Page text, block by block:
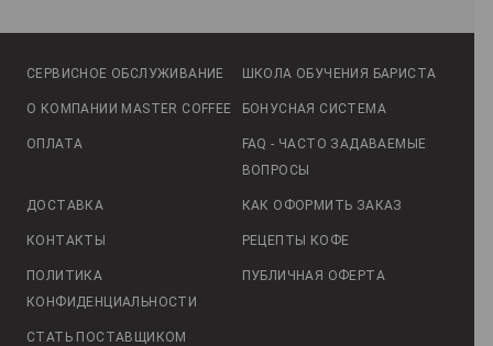
СЕРВИСНОЕ ОБСЛУЖИВАНИЕ ШКОЛА ОБУЧЕНИЯ БАРИСТА
О КОМПАНИИ MASTER COFFEE БОНУСНАЯ СИСТЕМА
ОПЛАТА
FAQ - ЧАСТО ЗАДАВАЕМЫЕ
ВОПРОСЫ
ДОСТАВКА КАК ОФОРМИТЬ ЗАКАЗ
КОНТАКТЫ РЕЦЕПТЫ КОФЕ
ПОЛИТИКА
КОНФИДЕНЦИАЛЬНОСТИ
ПУБЛИЧНАЯ ОФЕРТА
СТАТЬ ПОСТАВЩИКОМ